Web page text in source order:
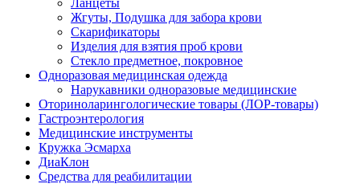
Ланцеты
Жгуты, Подушка для забора крови
Скарификаторы
Изделия для взятия проб крови
Стекло предметное, покровное
Одноразовая медицинская одежда
Нарукавники одноразовые медицинские
Оториноларингологические товары (ЛОР-товары)
Гастроэнтерология
Медицинские инструменты
Кружка Эсмарха
ДиаКлон
Средства для реабилитации